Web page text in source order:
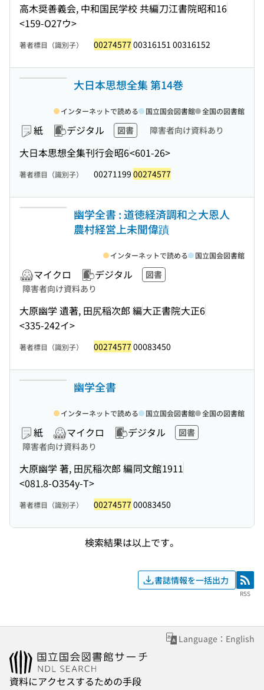
高木奨善義会, 中和国民学校 共編刀江書院昭和16
<159-O27ウ>
著者標目（識別子） 00274577 00316151 00316152
大日本思想全集 第14巻
紙 デジタル 図書 障害者向け資料あり
大日本思想全集刊行会昭6<601-26>
インターネットで読める 国立国会図書館 全国の図書館
著者標目（識別子） 00271199 00274577
幽学全書 : 道徳経済調和之大恩人
農村経営上未聞偉蹟
マイクロ デジタル
図書
障害者向け資料あり
大原幽学 遺著, 田尻稲次郎 編大正書院大正6
<335-242イ>
インターネットで読める 国立国会図書館
著者標目（識別子） 00274577 00083450
幽学全書
紙 マイクロ デジタル
図書
障害者向け資料あり
大原幽学 著, 田尻稲次郎 編同文館1911
<081.8-O354y-T>
インターネットで読める 国立国会図書館 全国の図書館
著者標目（識別子） 00274577 00083450
検索結果は以上です。
書誌情報を一括出力 RSS
RSS
Language：English
資料にアクセスするための手段